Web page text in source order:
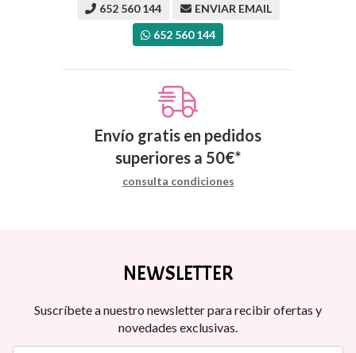
652 560 144
ENVIAR EMAIL
652 560 144
Envío gratis en pedidos
superiores a 50€*
consulta condiciones
NEWSLETTER
Suscríbete a nuestro newsletter para recibir ofertas y
novedades exclusivas.